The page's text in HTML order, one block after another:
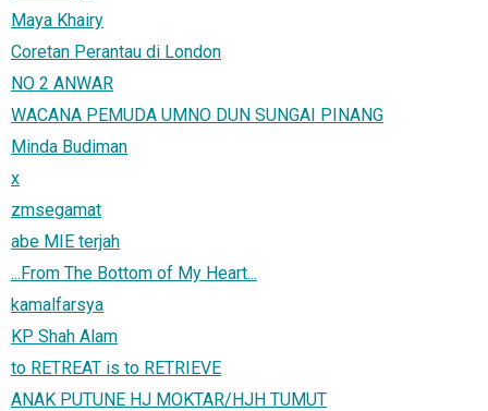
Maya Khairy
Coretan Perantau di London
NO 2 ANWAR
WACANA PEMUDA UMNO DUN SUNGAI PINANG
Minda Budiman
x
zmsegamat
abe MIE terjah
...From The Bottom of My Heart...
kamalfarsya
KP Shah Alam
to RETREAT is to RETRIEVE
ANAK PUTUNE HJ MOKTAR/HJH TUMUT